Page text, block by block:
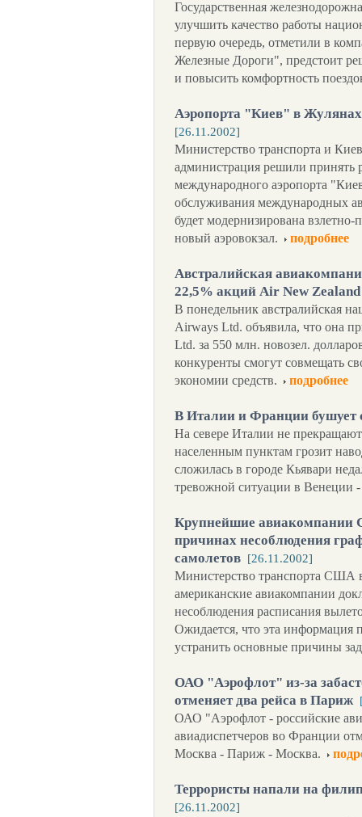
Государственная
улучшить качество работы
первую очередь, отметили в
Железные Дороги", предстоит
и повысить комфортность
Аэропорта "Киев" в
[26.11.2002]
Министерство транспорта и
администрация решили принять
международного аэропорта
обслуживания международных
будет модернизирована взлетно-
новый аэровокзал.
подробнее
Австралийская
22,5% акций Air New
В понедельник австралийская
Airways Ltd. объявила, что она
Ltd. за 550 млн. новозел.
конкуренты смогут совмещать
экономии средств.
подробнее
В Италии и Франции бушует
На севере Италии не
населенным пунктам грозит
сложилась в городе Кьявари
тревожной ситуации в Венеции
Крупнейшие авиакомпании
причинах несоблюдения
самолетов [26.11.2002]
Министерство транспорта США
американские авиакомпании
несоблюдения расписания
Ожидается, что эта информация
устранить основные причины
ОАО "Аэрофлот" из-за
отменяет два рейса в Париж
ОАО "Аэрофлот - российские
авиадиспетчеров во Франции
Москва - Париж - Москва.
Террористы напали на
[26.11.2002]